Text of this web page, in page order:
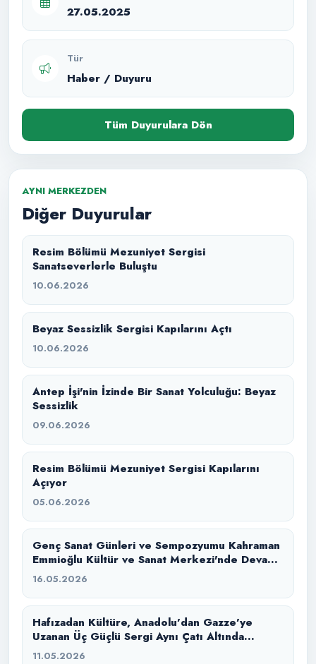
27.05.2025
Tür
Haber / Duyuru
Tüm Duyurulara Dön
AYNI MERKEZDEN
Diğer Duyurular
Resim Bölümü Mezuniyet Sergisi
Sanatseverlerle Buluştu
10.06.2026
Beyaz Sessizlik Sergisi Kapılarını Açtı
10.06.2026
Antep İşi'nin İzinde Bir Sanat Yolculuğu: Beyaz
Sessizlik
09.06.2026
Resim Bölümü Mezuniyet Sergisi Kapılarını
Açıyor
05.06.2026
Genç Sanat Günleri ve Sempozyumu Kahraman
Emmioğlu Kültür ve Sanat Merkezi'nde Devam
Ediyor
16.05.2026
Hafızadan Kültüre, Anadolu’dan Gazze’ye
Uzanan Üç Güçlü Sergi Aynı Çatı Altında
Buluştu
11.05.2026